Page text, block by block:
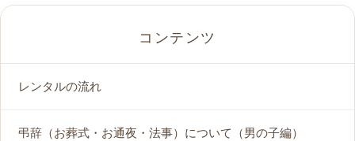
コンテンツ
レンタルの流れ
弔辞（お葬式・お通夜・法事）について（男の子編）